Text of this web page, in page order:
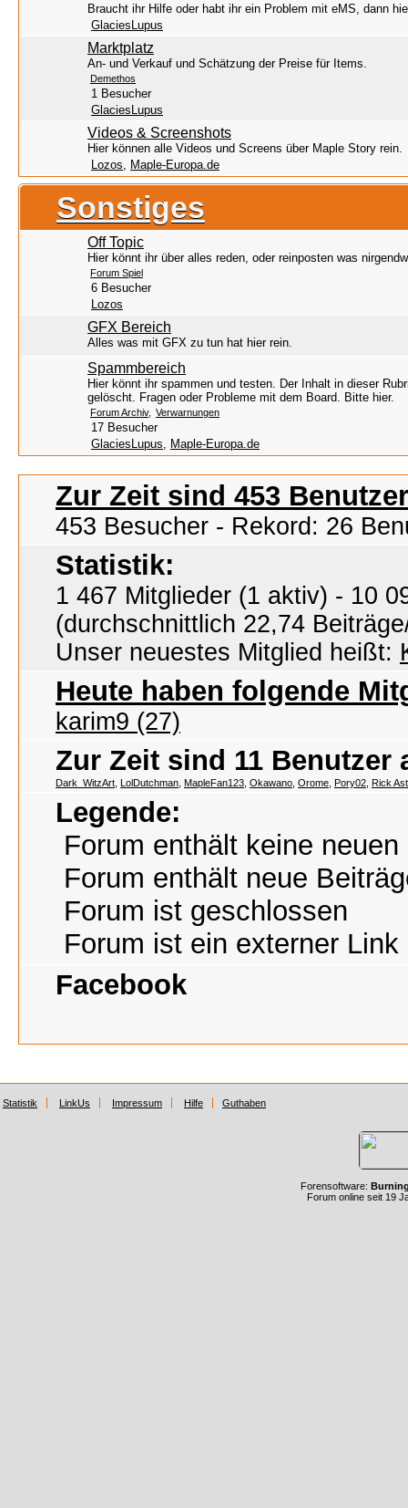
Braucht ihr Hilfe oder habt ihr ein Problem mit eMS, dann
GlaciesLupus
Marktplatz
An- und Verkauf und Schätzung der Preise für Items.
Demethos
1 Besucher
GlaciesLupus
Videos & Screenshots
Hier können alle Videos und Screens über Maple Story rein.
Lozos, Maple-Europa.de
Sonstiges
Off Topic
Hier könnt ihr über alles reden, oder reinposten was
Forum Spiel
6 Besucher
Lozos
GFX Bereich
Alles was mit GFX zu tun hat hier rein.
Spammbereich
Hier könnt ihr spammen und testen. Der Inhalt in dieser
gelöscht. Fragen oder Probleme mit dem Board. Bitte hier.
Forum Archiv Verwarnungen
17 Besucher
GlaciesLupus, Maple-Europa.de
Zur Zeit sind 453
453 Besucher - Rekord: 26
Statistik:
1 467 Mitglieder (1 aktiv) - 10
(durchschnittlich 22,74
Unser neuestes Mitglied heißt:
Heute haben folgende
karim9 (27)
Zur Zeit sind 11 Benutzer
Dark_WitzArt LolDutchman MapleFan123 Okawano Orome Pory02 Rick
Legende:
Forum enthält keine neuen
Forum enthält neue
Forum ist geschlossen
Forum ist ein externer Link
Facebook
Statistik LinkUs Impressum Hilfe Guthaben
Forensoftware:
Forum online seit 19